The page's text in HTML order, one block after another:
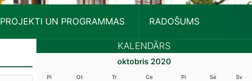
PROJEKTI UN PROGRAMMAS RADOŠUMS
KALENDĀRS
oktobris 2020
Pi Ot Tr Ce Pi Se Sv